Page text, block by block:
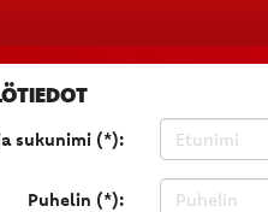
sukunimi (*):
Puhelin (*):